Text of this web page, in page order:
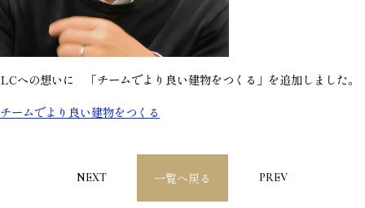
LCへの想いに 「チームでより良い建物をつくる」を追加しました。
チームでより良い建物をつくる
PREV
一覧へ戻る
NEXT